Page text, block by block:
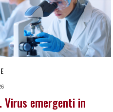
Virus emergenti in